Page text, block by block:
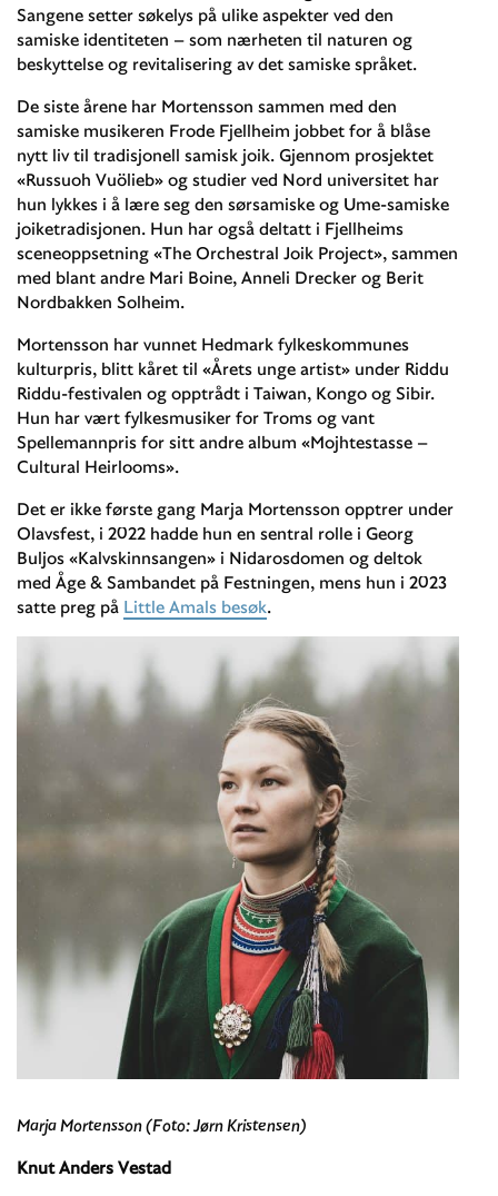
Sangene setter søkelys på ulike aspekter ved den
samiske identiteten – som nærheten til naturen og
beskyttelse og revitalisering av det samiske språket.
De siste årene har Mortensson sammen med den
samiske musikeren Frode Fjellheim jobbet for å blåse
nytt liv til tradisjonell samisk joik. Gjennom prosjektet
«Russuoh Vuölieb» og studier ved Nord universitet har
hun lykkes i å lære seg den sørsamiske og Ume-samiske
joiketradisjonen. Hun har også deltatt i Fjellheims
sceneoppsetning «The Orchestral Joik Project», sammen
med blant andre Mari Boine, Anneli Drecker og Berit
Nordbakken Solheim.
Mortensson har vunnet Hedmark fylkeskommunes
kulturpris, blitt kåret til «Årets unge artist» under Riddu
Riddu-festivalen og opptrådt i Taiwan, Kongo og Sibir.
Hun har vært fylkesmusiker for Troms og vant
Spellemannpris for sitt andre album «Mojhtestasse –
Cultural Heirlooms».
Det er ikke første gang Marja Mortensson opptrer under
Olavsfest, i 2022 hadde hun en sentral rolle i Georg
Buljos «Kalvskinnsangen» i Nidarosdomen og deltok
med Åge & Sambandet på Festningen, mens hun i 2023
satte preg på Little Amals besøk.
Marja Mortensson (Foto: Jørn Kristensen)
Knut Anders Vestad